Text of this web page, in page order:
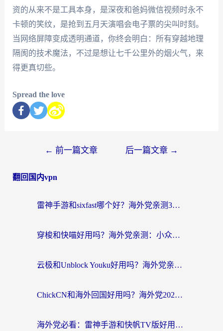
资的从来不是工具本身，是深夜和爸妈微信视频时永不
卡顿的笑纹，是抢到五月天演唱会电子票的尖叫时刻。
当网络屏障变成透明通道，你终会明白：所有穿越地理
隔阂的技术魔法，不过是想让七千公里外的烟火气，来
得更真切些。
Spread the love
← 前一篇文章 后一篇文章 →
翻回国内vpn
雷神手游和sixfast哪个好？海外党亲测3款回国加速器，教你选对不踩坑
穿梭和快喵好用吗？海外党亲测：小众加速器对比+番茄加速器深度体验
云极和Unblock Youku好用吗？海外党亲测+2026回国加速器避坑指南
ChickCN和海外回国好用吗？海外党2026亲测：从手游到影音，选对加速器的3个关键
海外党必看：雷神手游和快帆TV版好用吗？3步选对回国加速器不踩坑